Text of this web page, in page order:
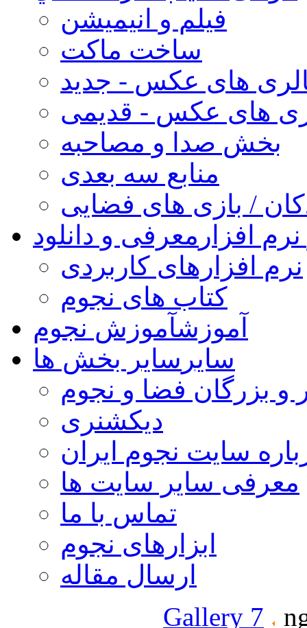
فیلم و انیمیشن
ساخت ماکت
های عکس - جدید
های عکس - قدیمی
بخش صدا و مصاحبه
منابع سه بعدی
/ بازی های فضایی
افزار معرفی و دانلود
نرم افزارهای کاربردی
کتاب های نجوم
آموزشآموزش نجوم
سایر سایر بخش ها
و بزرگان فضا و نجوم
دیکشنری
سایت نجوم ایران
معرفی سایر سایت ها
تماس با ما
ابزارهای نجوم
ارسال مقاله
Gallery 7